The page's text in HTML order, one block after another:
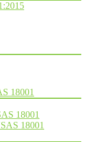
18001
18001
18001